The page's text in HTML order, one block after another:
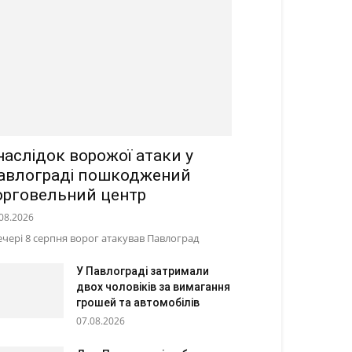
ворожої атаки у
пошкоджений
центр
8 серпня ворог атакував Павлоград
У Павлограді затримали
двох чоловіків за вимагання
грошей та автомобілів
07.08.2026